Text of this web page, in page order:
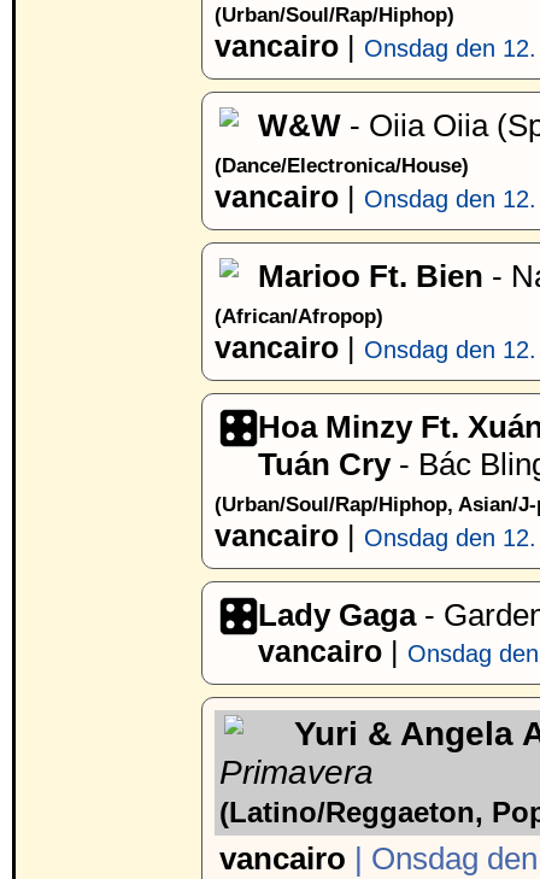
(Urban/Soul/Rap/Hiphop)
vancairo | Onsdag den
W&W - Oiia Oiia
(Dance/Electronica/House)
vancairo | Onsdag den
Marioo Ft. Bien -
(African/Afropop)
vancairo | Onsdag den
Hoa Minzy Ft.
Tuán Cry- Bác
(Urban/Soul/Rap/Hiphop, Asian/
vancairo | Onsdag den
Lady Gaga-
vancairo | Onsdag
Yuri & Angela
Primavera
(Latino/Reggaeton,
vancairo | Onsdag